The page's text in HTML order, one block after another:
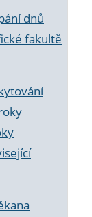
dnů
fakultě